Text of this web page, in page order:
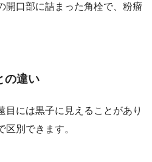
開口部に詰まった角栓で、粉瘤
の違い
目には黒子に見えることがあり
区別できます。